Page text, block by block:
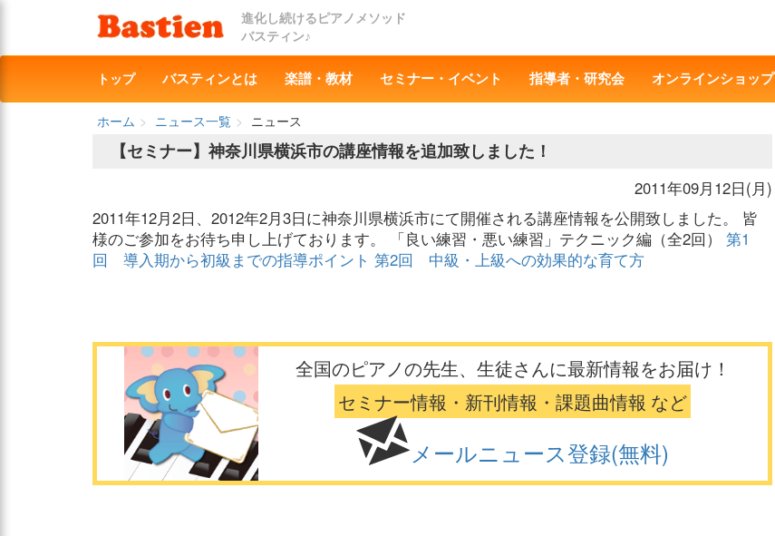
進化し続けるピアノメソッド
バスティン♪
トップ バスティンとは 楽譜・教材 セミナー・イベント 指導者・研究会 オンラインショップ
ホーム ニュース一覧
ニュース
【セミナー】神奈川県横浜市の講座情報を追加致しました！
2011年09月12日(月)
2011年12月2日、2012年2月3日に神奈川県横浜市にて開催される講座情報を公開致しました。 皆
様のご参加をお待ち申し上げております。 「良い練習・悪い練習」テクニック編（全2回） 第1
回 導入期から初級までの指導ポイント 第2回 中級・上級への効果的な育て方
全国のピアノの先生、生徒さんに最新情報をお届け！
セミナー情報・新刊情報・課題曲情報 など
メールニュース登録(無料)